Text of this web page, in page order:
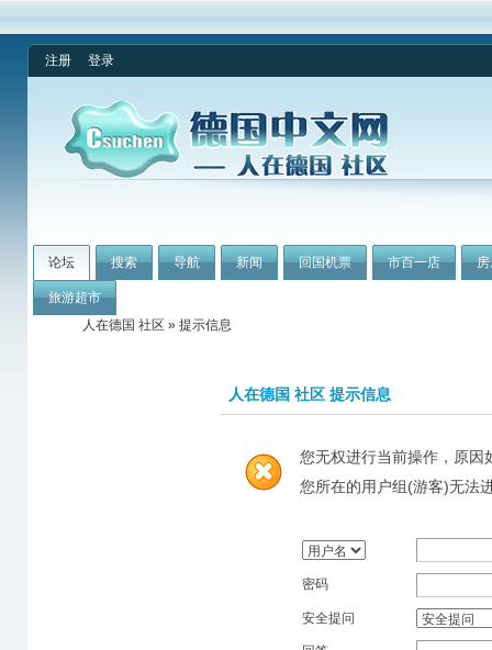
注册 登录
论坛 搜索 导航 新闻 回国机票 市百一店
旅游超市
人在德国 社区 » 提示信息
人在德国 社区 提示信息
您无权进行当前操作，原因
您所在的用户组(游客)无法
密码
安全提问